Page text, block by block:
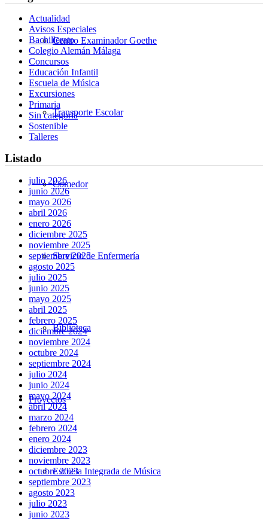
Centro Examinador Goethe
Transporte Escolar
Comedor
Servicio de Enfermería
Biblioteca
Proyectos
Escuela Integrada de Música
Actualidad
Avisos Especiales
Bachillerato
Colegio Alemán Málaga
Concursos
Educación Infantil
Escuela de Música
Excursiones
Primaria
Sin categoría
Sostenible
Talleres
Listado
julio 2026
junio 2026
mayo 2026
abril 2026
enero 2026
diciembre 2025
noviembre 2025
septiembre 2025
agosto 2025
julio 2025
junio 2025
mayo 2025
abril 2025
febrero 2025
diciembre 2024
noviembre 2024
octubre 2024
septiembre 2024
julio 2024
junio 2024
mayo 2024
abril 2024
marzo 2024
febrero 2024
enero 2024
diciembre 2023
noviembre 2023
octubre 2023
septiembre 2023
agosto 2023
julio 2023
junio 2023